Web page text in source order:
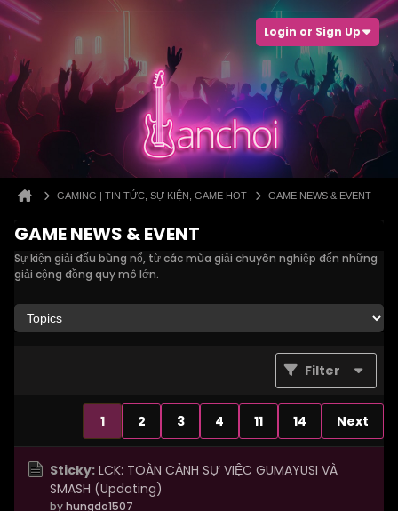
Login or Sign Up
GAMING | TIN TỨC, SỰ KIỆN, GAME HOT GAME NEWS & EVENT
GAME NEWS & EVENT
Sự kiện giải đấu bùng nổ, từ các mùa giải chuyên nghiệp đến những
giải cộng đồng quy mô lớn.
Filter
1 2 3 4 11 14 Next
Sticky: LCK: TOÀN CẢNH SỰ VIỆC GUMAYUSI VÀ
SMASH (Updating)
byhungdo1507